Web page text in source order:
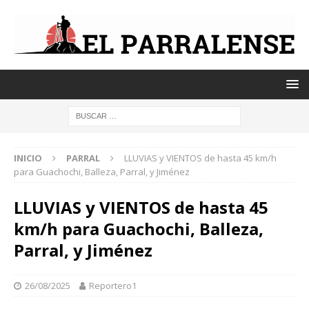
INICIO PARRAL
LLUVIAS y VIENTOS de hasta 45 km/h
para Guachochi, Balleza, Parral, y Jiménez
LLUVIAS y VIENTOS de hasta 45
km/h para Guachochi, Balleza,
Parral, y Jiménez
26/08/2025 Reportero1